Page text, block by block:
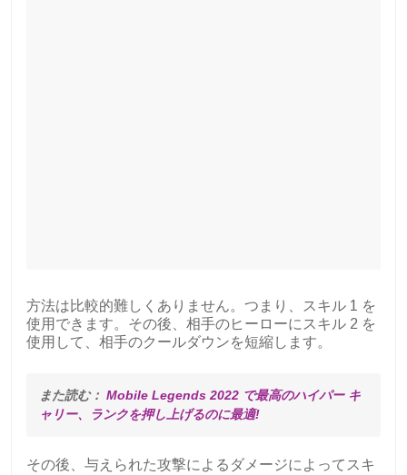
方法は比較的難しくありません。つまり、スキル 1 を
使用できます。その後、相手のヒーローにスキル 2 を
使用して、相手のクールダウンを短縮します。
また読む： Mobile Legends 2022 で最高のハイパー キ
ャリー、ランクを押し上げるのに最適!
その後、与えられた攻撃によるダメージによってスキ